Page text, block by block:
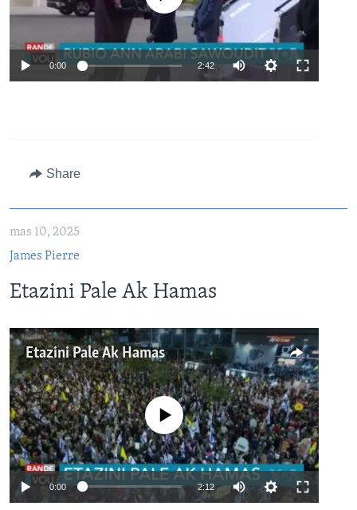
0:00 2:42
Share
mas 10, 2025
James Pierre
Etazini Pale Ak Hamas
Etazini Pale Ak Hamas
No media source currently available
0:00 2:12 Auto